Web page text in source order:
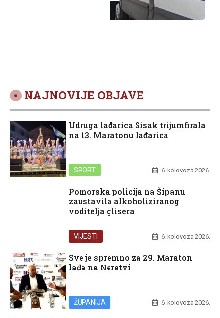
NAJNOVIJE OBJAVE
Udruga lađarica Sisak trijumfirala
na 13. Maratonu lađarica
SPORT 6. kolovoza 2026.
Pomorska policija na Šipanu
zaustavila alkoholiziranog
voditelja glisera
VIJESTI 6. kolovoza 2026.
Sve je spremno za 29. Maraton
lađa na Neretvi
ŽUPANIJA 6. kolovoza 2026.